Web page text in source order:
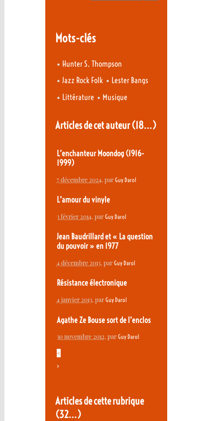
Mots-clés
• Hunter S. Thompson
• Jazz Rock Folk • Lester Bangs
• Littérature • Musique
Articles de cet auteur(18…)
L’enchanteur Moondog (1916-
1999)
7 décembre 2024, par Guy Darol
L’amour du vinyle
3 février 2014, par Guy Darol
Jean Baudrillard et « La question
du pouvoir » en 1977
4 décembre 2013, par Guy Darol
Résistance électronique
4 janvier 2013, par Guy Darol
Agathe Ze Bouse sort de l’enclos
30 novembre 2012, par Guy Darol
<
>
Articles de cette rubrique
(32…)